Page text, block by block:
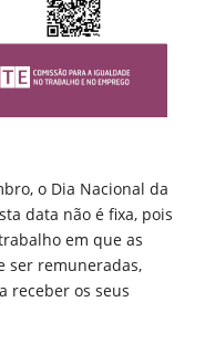
o Dia Nacional da
data não é fixa, pois
em que as
ser remuneradas,
receber os seus